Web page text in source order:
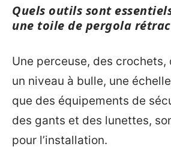
Quels outils sont
une toile de pergola
Une perceuse, des crochets,
un niveau à bulle, une
que des équipements de
des gants et des lunettes,
pour l’installation.